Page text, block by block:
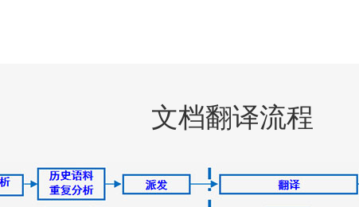
文档翻译流程